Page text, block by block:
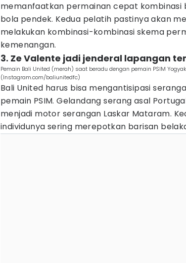
memanfaatkan permainan cepat kombinasi
bola pendek. Kedua pelatih pastinya akan
melakukan kombinasi-kombinasi skema
kemenangan.
3. Ze Valente jadi jenderal lapangan
Pemain Bali United (merah) saat beradu dengan pemain PSIM
(Instagram.com/baliunitedfc)
Bali United harus bisa mengantisipasi
pemain PSIM. Gelandang serang asal
menjadi motor serangan Laskar Mataram.
individunya sering merepotkan barisan